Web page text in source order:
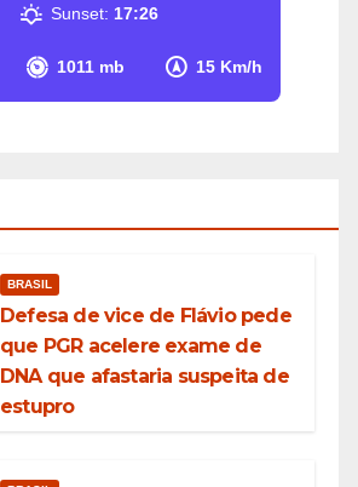
1011 mb 15 Km/h
Sunset: 17:26
BRASIL
Defesa de vice de Flávio pede
que PGR acelere exame de
DNA que afastaria suspeita de
estupro